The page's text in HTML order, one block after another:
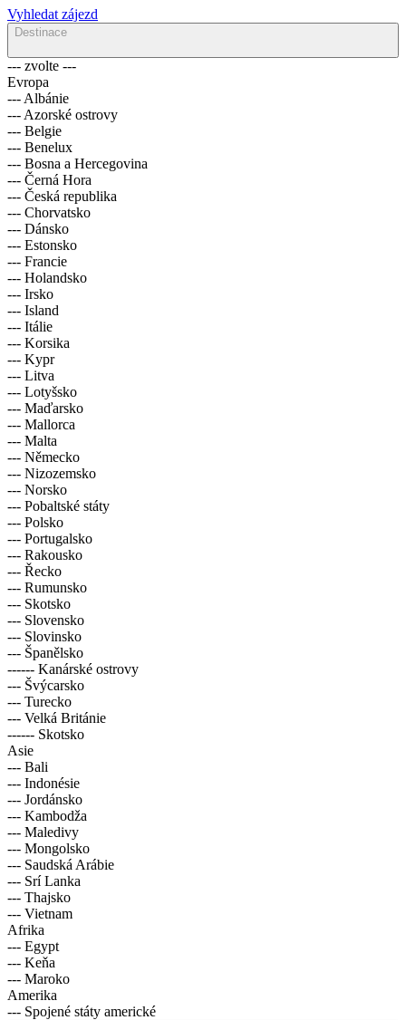
Vyhledat zájezd
Destinace
--- zvolte ---
Evropa
--- Albánie
--- Azorské ostrovy
--- Belgie
--- Benelux
--- Bosna a Hercegovina
--- Černá Hora
--- Česká republika
--- Chorvatsko
--- Dánsko
--- Estonsko
--- Francie
--- Holandsko
--- Irsko
--- Island
--- Itálie
--- Korsika
--- Kypr
--- Litva
--- Lotyšsko
--- Maďarsko
--- Mallorca
--- Malta
--- Německo
--- Nizozemsko
--- Norsko
--- Pobaltské státy
--- Polsko
--- Portugalsko
--- Rakousko
--- Řecko
--- Rumunsko
--- Skotsko
--- Slovensko
--- Slovinsko
--- Španělsko
------ Kanárské ostrovy
--- Švýcarsko
--- Turecko
--- Velká Británie
------ Skotsko
Asie
--- Bali
--- Indonésie
--- Jordánsko
--- Kambodža
--- Maledivy
--- Mongolsko
--- Saudská Arábie
--- Srí Lanka
--- Thajsko
--- Vietnam
Afrika
--- Egypt
--- Keňa
--- Maroko
Amerika
--- Spojené státy americké